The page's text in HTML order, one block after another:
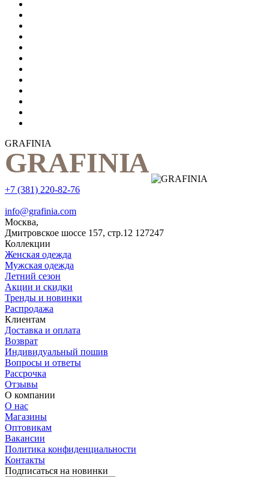
GRAFINIA
+7 (381) 220-82-76
info@grafinia.com
Москва,
Дмитровское шоссе 157, стр.12 127247
Коллекции
Женская одежда
Мужская одежда
Летний сезон
Акции и скидки
Тренды и новинки
Распродажа
Клиентам
Доставка и оплата
Возврат
Индивидуальный пошив
Вопросы и ответы
Рассрочка
Отзывы
О компании
О нас
Магазины
Оптовикам
Вакансии
Политика конфиденциальности
Контакты
Подписаться на новинки